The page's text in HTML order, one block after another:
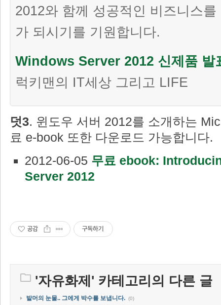
2012와 함께 성공적인 비즈니스
가 되시기를 기원합니다.
Windows Server 2012 신제품 발
럭키맨의 IT세상 그리고 LIFE
덧3. 윈도우 서버 2012를 소개하는
료 e-book 또한 다운로드 가능합니다.
2012-06-05 무료 ebook:
Server 2012
공감 구독하기
'자유화제 ' 카테고리의 다른 글
발머의 눈물.. 그에게 박수를 보냅니다. (0)